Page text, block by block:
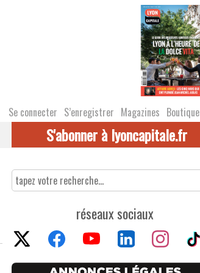
Se connecter S’enregistrer Magazines Boutique
S'abonner à lyoncapitale.fr
réseaux sociaux